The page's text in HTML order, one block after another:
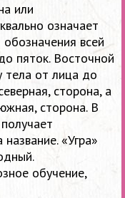
или
означает
всей
пяток. Восточной
тела от лица до
сторона, а
сторона. В
«Угра»
обучение,